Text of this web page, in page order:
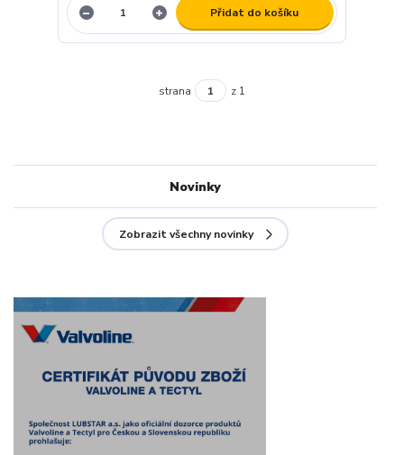
Přidat do košíku
strana z 1
Novinky
Zobrazit všechny novinky